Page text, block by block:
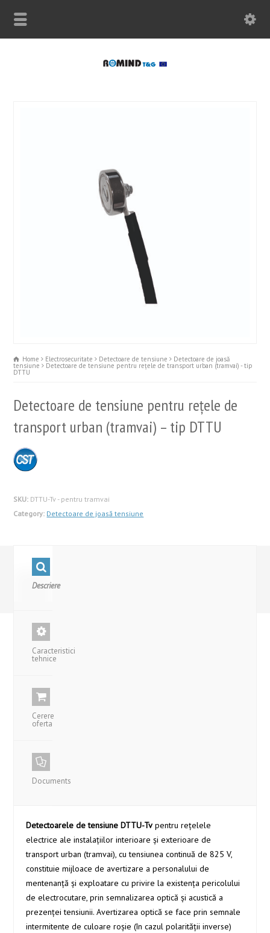
Home Electrosecuritate Detectoare de tensiune Detectoare de joasă
tensiune Detectoare de tensiune pentru rețele de transport urban (tramvai) - tip
DTTU
Detectoare de tensiune pentru rețele de
transport urban (tramvai) – tip DTTU
SKU: DTTU-Tv - pentru tramvai
Category: Detectoare de joasă tensiune
Descriere
Caracteristici
tehnice
Cerere
oferta
Documents
Detectoarele de tensiune DTTU-Tvpentru reţelele
electrice ale instalaţiilor interioare şi exterioare de
transport urban (tramvai), cu tensiunea continuă de 825 V,
constituie mijloace de avertizare a personalului de
mentenanţă şi exploatare cu privire la existenţa pericolului
de electrocutare, prin semnalizarea optică şi acustică a
prezenţei tensiunii. Avertizarea optică se face prin semnale
intermitente de culoare roşie (în cazul polarităţii inverse)